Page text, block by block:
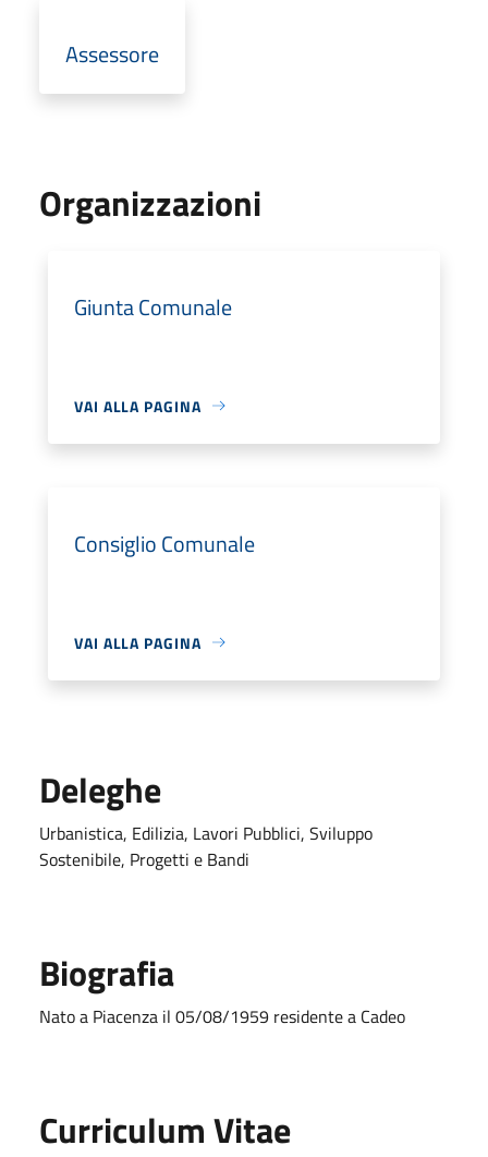
Assessore
Organizzazioni
Giunta Comunale
VAI ALLA PAGINA
Consiglio Comunale
VAI ALLA PAGINA
Deleghe
Urbanistica, Edilizia, Lavori Pubblici, Sviluppo
Sostenibile, Progetti e Bandi
Biografia
Nato a Piacenza il 05/08/1959 residente a Cadeo
Curriculum Vitae